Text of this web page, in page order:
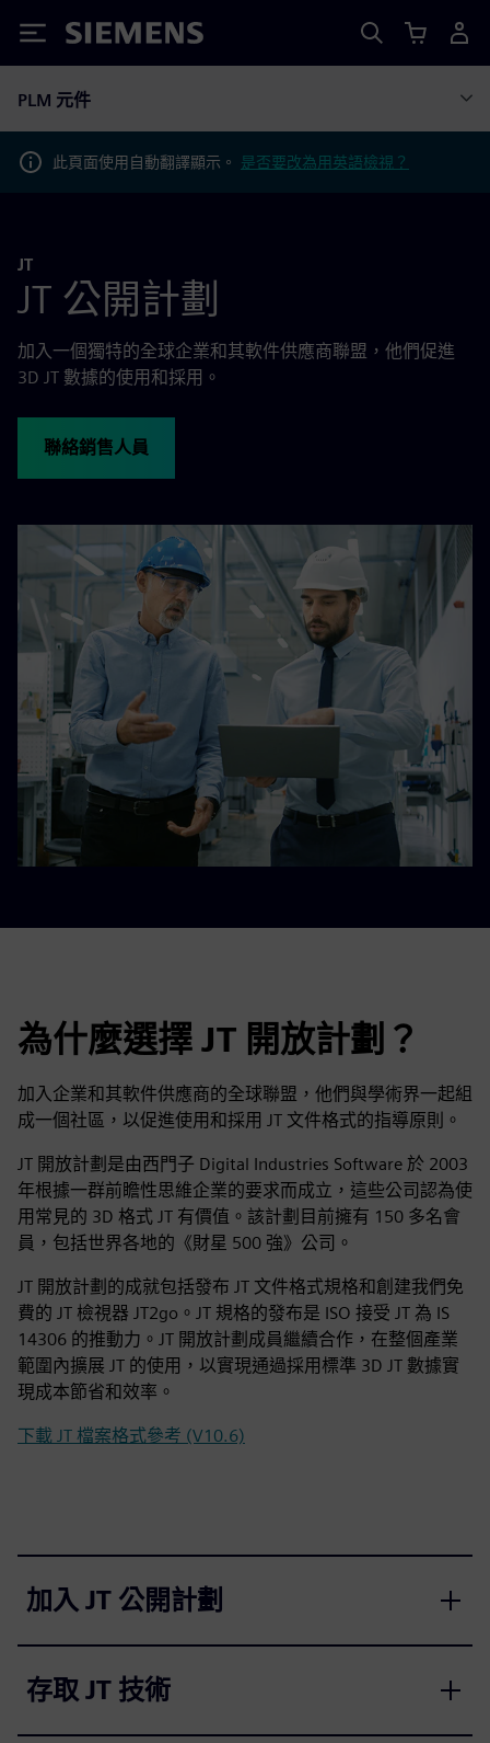
Siemens
PLM 元件
此頁面使用自動翻譯顯示。 是否要改為用英語檢視？
JT
JT 公開計劃
加入一個獨特的全球企業和其軟件供應商聯盟，他們促進
3D JT 數據的使用和採用。
聯絡銷售人員
為什麼選擇 JT 開放計劃？
加入企業和其軟件供應商的全球聯盟，他們與學術界一起組
成一個社區，以促進使用和採用 JT 文件格式的指導原則。
JT 開放計劃是由西門子 Digital Industries Software 於 2003
年根據一群前瞻性思維企業的要求而成立，這些公司認為使
用常見的 3D 格式 JT 有價值。該計劃目前擁有 150 多名會
員，包括世界各地的《財星 500 強》公司。
JT 開放計劃的成就包括發布 JT 文件格式規格和創建我們免
費的 JT 檢視器 JT2go。JT 規格的發布是 ISO 接受 JT 為 IS
14306 的推動力。JT 開放計劃成員繼續合作，在整個產業
範圍內擴展 JT 的使用，以實現通過採用標準 3D JT 數據實
現成本節省和效率。
下載 JT 檔案格式參考 (V10.6)
加入 JT 公開計劃
存取 JT 技術